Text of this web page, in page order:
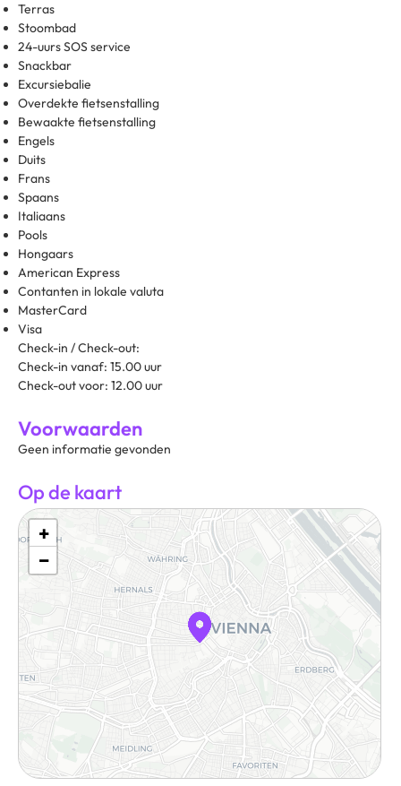
Terras
Stoombad
24-uurs SOS service
Snackbar
Excursiebalie
Overdekte fietsenstalling
Bewaakte fietsenstalling
Engels
Duits
Frans
Spaans
Italiaans
Pools
Hongaars
American Express
Contanten in lokale valuta
MasterCard
Visa
Check-in / Check-out:
Check-in vanaf: 15.00 uur
Check-out voor: 12.00 uur
Voorwaarden
Geen informatie gevonden
Op de kaart
+
−